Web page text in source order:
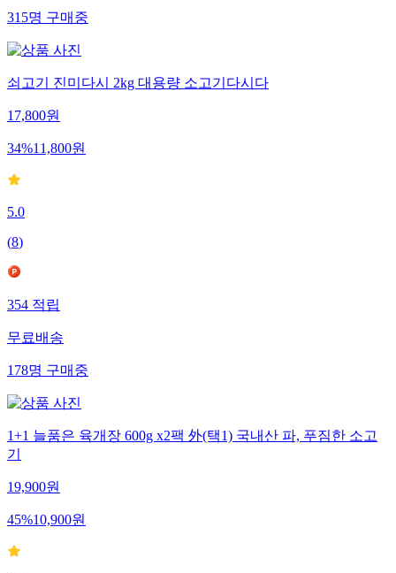
315명구매중
쇠고기 진미다시 2kg 대용량 소고기다시다
17,800원
34%11,800원
5.0
(8)
354적립
무료배송
178명구매중
1+1 늘품은 육개장 600g x2팩 外(택1) 국내산 파, 푸짐한 소고
기
19,900원
45%10,900원